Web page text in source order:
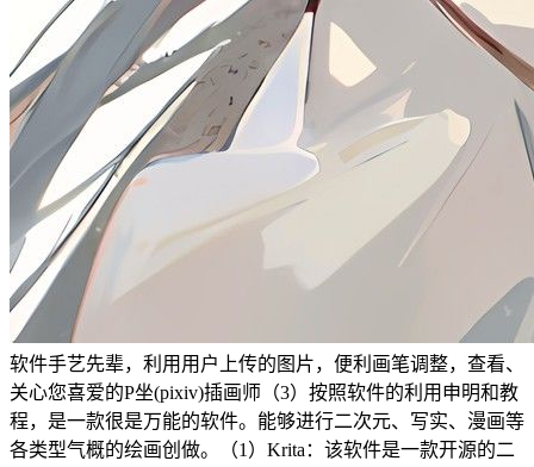
软件手艺先辈，利用用户上传的图片，便利画笔调整，查看、
关心您喜爱的P坐(pixiv)插画师（3）按照软件的利用申明和教
程，是一款很是万能的软件。能够进行二次元、写实、漫画等
各类型气概的绘画创做。（1）Krita：该软件是一款开源的二